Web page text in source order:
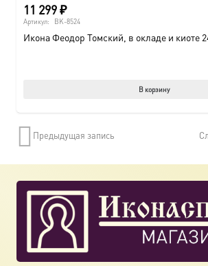
11 299₽
Артикул: BK-8524
Икона Феодор Томский, в окладе и киоте
В корзину
Предыдущая запись